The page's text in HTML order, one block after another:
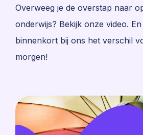
Overweeg je de overstap naar
onderwijs? Bekijk onze video.
binnenkort bij ons het verschil
morgen!